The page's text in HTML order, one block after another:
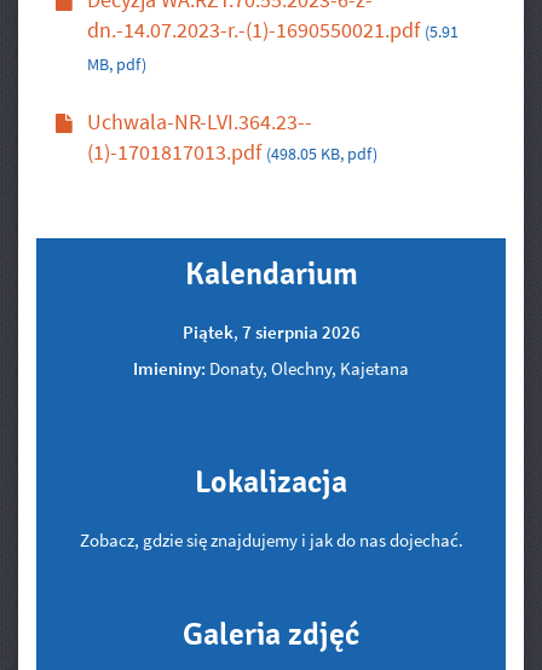
dn.-14.07.2023-r.-(1)-1690550021.pdf (5.91
MB, pdf)
Uchwala-NR-LVI.364.23--
(1)-1701817013.pdf (498.05 KB, pdf)
Kalendarium
Piątek, 7 sierpnia 2026
Imieniny: Donaty, Olechny, Kajetana
Lokalizacja
Zobacz, gdzie się znajdujemy i jak do nas dojechać.
Galeria zdjęć